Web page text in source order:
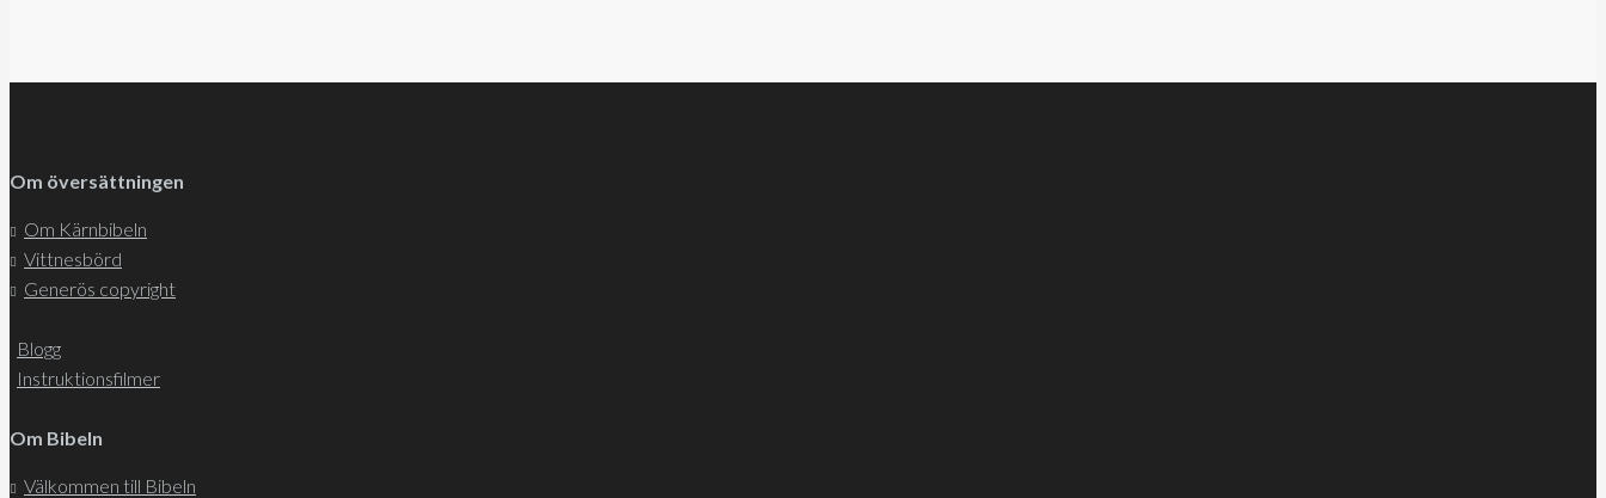
Om översättningen
Om Kärnbibeln
Vittnesbörd
Generös copyright
Blogg
Instruktionsfilmer
Om Bibeln
Välkommen till Bibeln